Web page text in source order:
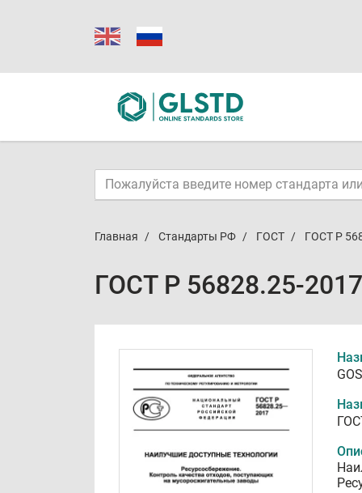
Главная Стандарты РФ ГОСТ ГОСТ Р
ГОСТ Р 56828.25-